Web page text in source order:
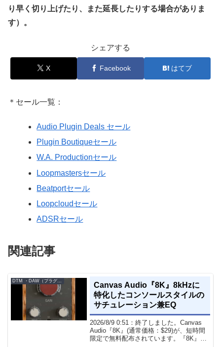
り早く切り上げたり、また延長したりする場合がありま
す）。
シェアする
X Facebook はてブ
＊セール一覧：
Audio Plugin Deals セール
Plugin Boutiqueセール
W.A. Productionセール
Loopmastersセール
Beatportセール
Loopcloudセール
ADSRセール
関連記事
DTM ・DAW（プラグイン、シンセなど）のセール情報
Canvas Audio『8K』8kHzに
特化したコンソールスタイルの
サチュレーション兼EQ
2026/8/9 0:51：終了しました。Canvas
Audio『8K』(通常価格：$29)が、短時間
限定で無料配布されています。『8K』